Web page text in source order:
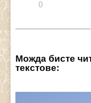
0
Можда бисте
текстове: